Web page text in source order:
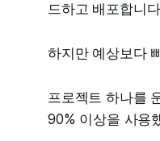
드하고 배포합니
하지만 예상보다
프로젝트 하나를
90% 이상을 사용